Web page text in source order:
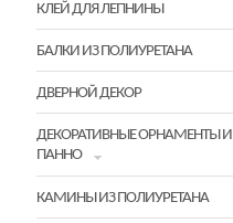
КЛЕЙ ДЛЯ ЛЕПНИНЫ
БАЛКИ ИЗ ПОЛИУРЕТАНА
ДВЕРНОЙ ДЕКОР
ДЕКОРАТИВНЫЕ ОРНАМЕНТЫ И
ПАННО
КАМИНЫ ИЗ ПОЛИУРЕТАНА